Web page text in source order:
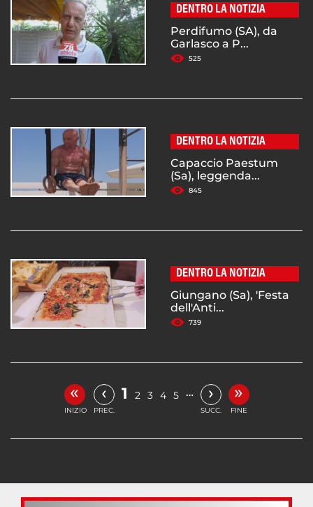
DENTRO LA NOTIZIA
Perdifumo (SA), da
Garlasco a P...
525
DENTRO LA NOTIZIA
Capaccio Paestum
(Sa), leggenda...
845
DENTRO LA NOTIZIA
Giungano (Sa), 'Festa
dell'Anti...
739
«
INIZIO
‹
PREC.
1 2 3 4 5 … ›
SUCC.
»
FINE